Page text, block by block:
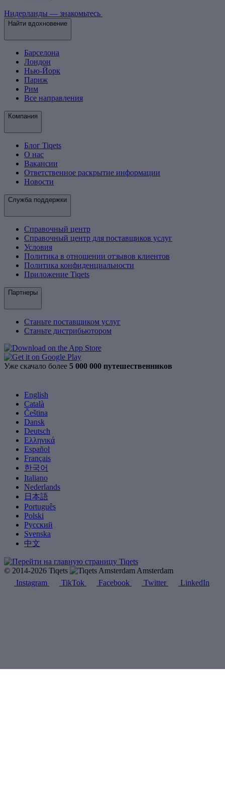
Нидерланды — знакомьтесь
Найти вдохновение
Барселона
Лондон
Нью-Йорк
Париж
Рим
Все направления
Компания
Блог Tiqets
О нас
Вакансии
Ответственное раскрытие информации
Новости
Служба поддержки
Справочный центр
Справочный центр для поставщиков услуг
Условия
Политика в отношении отзывов клиентов
Политика конфиденциальности
Приложение Tiqets
Партнеры
Станьте поставщиком услуг
Станьте дистрибьютором
Уже скачало более 5 000 000 путешественников
English
Català
Čeština
Dansk
Deutsch
Ελληνικά
Español
Français
한국어
Italiano
Nederlands
日本語
Português
Polski
Русский
Svenska
中文
© 2014-2026 Tiqets
Amsterdam
Instagram
TikTok Facebook Twitter LinkedIn